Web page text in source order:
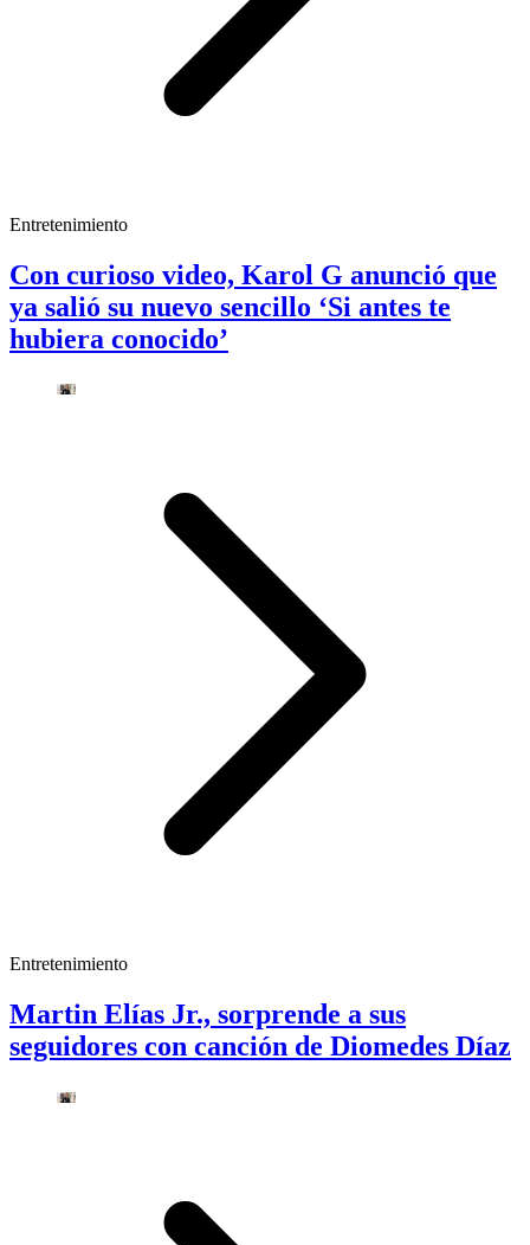
Entretenimiento
Con curioso video, Karol G anunció que
ya salió su nuevo sencillo ‘Si antes te
hubiera conocido’
Entretenimiento
Martin Elías Jr., sorprende a sus
seguidores con canción de Diomedes Díaz